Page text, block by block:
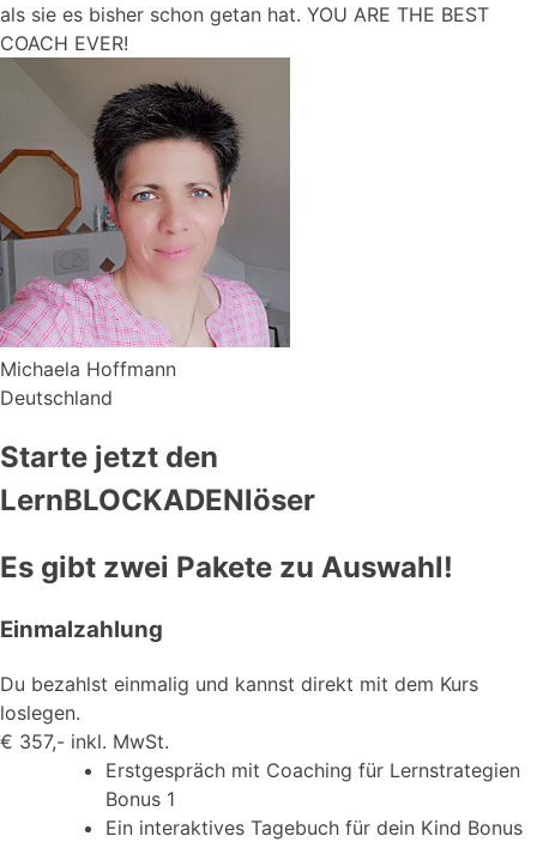
als sie es bisher schon getan hat. YOU ARE THE BEST
COACH EVER!
Michaela Hoffmann
Deutschland
Starte jetzt den
LernBLOCKADENlöser
Es gibt zwei Pakete zu Auswahl!
Einmalzahlung
Du bezahlst einmalig und kannst direkt mit dem Kurs
loslegen.
€ 357,- inkl. MwSt.
Erstgespräch mit Coaching für Lernstrategien
Bonus 1
Ein interaktives Tagebuch für dein Kind Bonus